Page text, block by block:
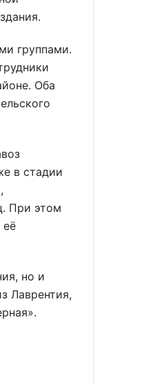
группами.
Оба
в стадии
При этом
её
но и
Лаврентия,